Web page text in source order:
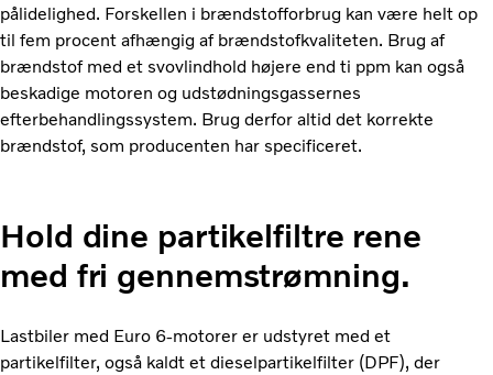
pålidelighed. Forskellen i brændstofforbrug kan være helt op
til fem procent afhængig af brændstofkvaliteten. Brug af
brændstof med et svovlindhold højere end ti ppm kan også
beskadige motoren og udstødningsgassernes
efterbehandlingssystem. Brug derfor altid det korrekte
brændstof, som producenten har specificeret.
Hold dine partikelfiltre rene
med fri gennemstrømning.
Lastbiler med Euro 6-motorer er udstyret med et
partikelfilter, også kaldt et dieselpartikelfilter (DPF), der